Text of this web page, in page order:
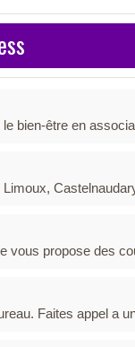
bien-être en
vous propose des
Faites appel a